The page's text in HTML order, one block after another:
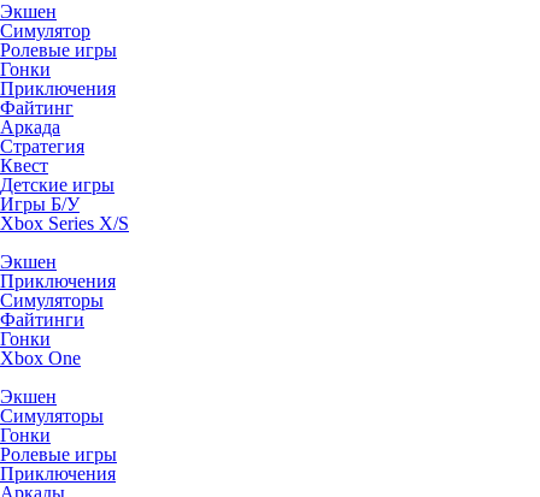
Экшен
Симулятор
Ролевые игры
Гонки
Приключения
Файтинг
Аркада
Стратегия
Квест
Детские игры
Игры Б/У
Xbox Series X/S
Экшен
Приключения
Симуляторы
Файтинги
Гонки
Xbox One
Экшен
Симуляторы
Гонки
Ролевые игры
Приключения
Аркады